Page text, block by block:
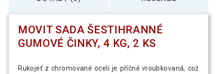
MOVIT SADA ŠESTIHRANNÉ
GUMOVÉ ČINKY, 4 KG, 2 KS
Rukojeť z chromované oceli je příčně vroubkovaná, což